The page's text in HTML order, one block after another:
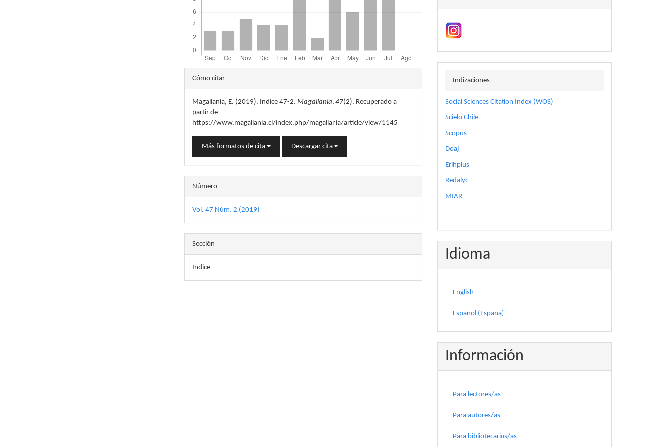
Detalles
del
artículo
Cómo citar
Magallania, E. (2019). Indice 47-2.Magallania,47(2). Recuperado a
partir de
https://www.magallania.cl/index.php/magallania/article/view/1145
Más formatos de cita Descargar cita
Número
Vol. 47 Núm. 2 (2019)
Sección
Indice
indizaciones
Indizaciones
Social Sciences Citation Index (WOS)
Scielo Chile
Scopus
Doaj
Erihplus
Redalyc
MIAR
Idioma
English
Español (España)
Información
Para lectores/as
Para autores/as
Para bibliotecarios/as